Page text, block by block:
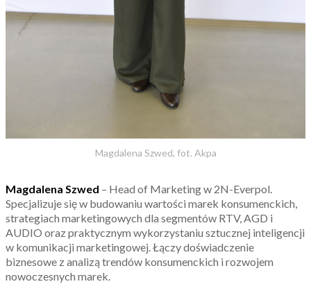
Magdalena Szwed, fot. Akpa
Magdalena Szwed – Head of Marketing w 2N-Everpol.
Specjalizuje się w budowaniu wartości marek konsumenckich,
strategiach marketingowych dla segmentów RTV, AGD i
AUDIO oraz praktycznym wykorzystaniu sztucznej inteligencji
w komunikacji marketingowej. Łączy doświadczenie
biznesowe z analizą trendów konsumenckich i rozwojem
nowoczesnych marek.